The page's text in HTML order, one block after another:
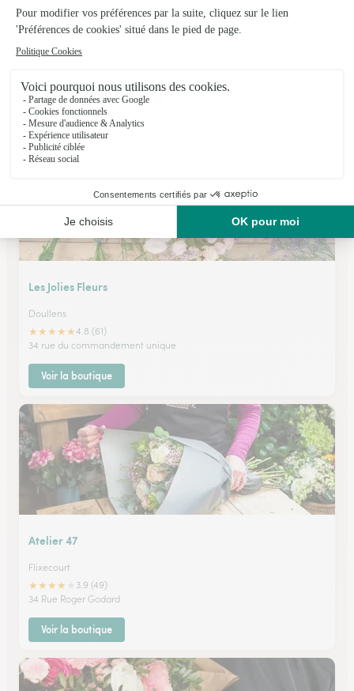
Maud et Gauthier
RUE
11, place de Verdun
Voir la boutique
Les Jolies Fleurs
Doullens
★★★★★4.8 (61)
34 rue du commandement unique
Voir la boutique
Atelier 47
Flixecourt
★★★★
3.9 (49)
34 Rue Roger Godard
Voir la boutique